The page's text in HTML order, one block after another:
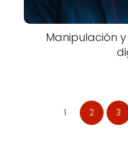
Manipulación
1 2 3